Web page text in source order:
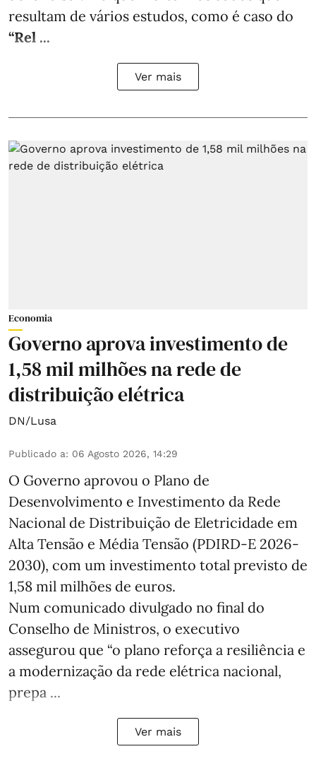
resultam de vários estudos, como é caso do
“Rel ...
Ver mais
Economia
Governo aprova investimento de
1,58 mil milhões na rede de
distribuição elétrica
DN/Lusa
Publicado a: 06 Agosto 2026, 14:29
O Governo aprovou o Plano de
Desenvolvimento e Investimento da Rede
Nacional de Distribuição de Eletricidade em
Alta Tensão e Média Tensão (PDIRD-E 2026-
2030), com um investimento total previsto de
1,58 mil milhões de euros.
Num comunicado divulgado no final do
Conselho de Ministros, o executivo
assegurou que “o plano reforça a resiliência e
a modernização da rede elétrica nacional,
prepa ...
Ver mais